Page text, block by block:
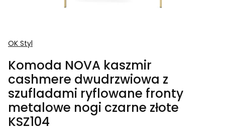
OK Styl
Komoda NOVA kaszmir
cashmere dwudrzwiowa z
szufladami ryflowane fronty
metalowe nogi czarne złote
KSZ104